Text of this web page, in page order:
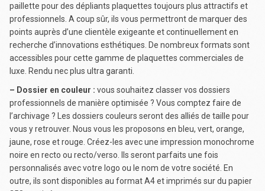
paillette pour des dépliants plaquettes toujours plus attractifs et
professionnels. A coup sûr, ils vous permettront de marquer des
points auprès d’une clientèle exigeante et continuellement en
recherche d’innovations esthétiques. De nombreux formats sont
accessibles pour cette gamme de plaquettes commerciales de
luxe. Rendu nec plus ultra garanti.
– Dossier en couleur : vous souhaitez classer vos dossiers
professionnels de manière optimisée ? Vous comptez faire de
l’archivage ? Les dossiers couleurs seront des alliés de taille pour
vous y retrouver. Nous vous les proposons en bleu, vert, orange,
jaune, rose et rouge. Créez-les avec une impression monochrome
noire en recto ou recto/verso. Ils seront parfaits une fois
personnalisés avec votre logo ou le nom de votre société. En
outre, ils sont disponibles au format A4 et imprimés sur du papier